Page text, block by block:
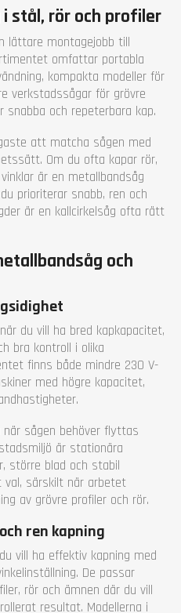
mm
Max sågning runt (mm)
90° 330 mm, 60° (höger) 205
mm, 45° (vänster & höger) 305
mm
Vikt (kg)
900
Garanti
stål, rör och profiler
lättare montagejobb till
omfattar portabla
kompakta modeller för
verkstadssågar för grövre
och repeterbara kap.
att matcha sågen med
Om du ofta kapar rör,
är en metallbandsåg
prioriterar snabb, ren och
är en kallcirkelsåg ofta rätt
och
du vill ha bred kapkapacitet,
bra kontroll i olika
finns både mindre 230 V-
med högre kapacitet,
sågen behöver flyttas
är stationära
större blad och stabil
särskilt när arbetet
av grövre profiler och rör.
ren kapning
vill ha effektiv kapning med
De passar
rör och ämnen där du vill
resultat. Modellerna i